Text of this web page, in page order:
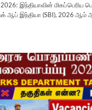
இந்தியாவின் மிகப்பெரிய
ஆப் இந்தியா (SBI), 2026 ஆம்